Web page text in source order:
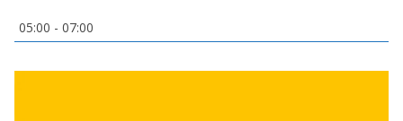
05:00 - 07:00